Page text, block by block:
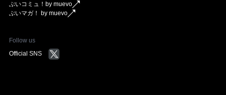
ぶいコミュ！by muevo
ぶいマガ！ by muevo
Follow us
Official SNS